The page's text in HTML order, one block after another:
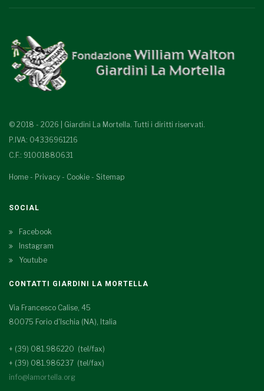
© 2018 - 2026 | Giardini La Mortella. Tutti i diritti riservati.
P.IVA: 04336961216
C.F.: 91001880631
Home - Privacy - Cookie - Sitemap
SOCIAL
Facebook
Instagram
Youtube
CONTATTI GIARDINI LA MORTELLA
Via Francesco Calise, 45
80075 Forio d'Ischia (NA), Italia
+ (39) 081.986220 (tel/fax)
+ (39) 081.986237 (tel/fax)
info@lamortella.org